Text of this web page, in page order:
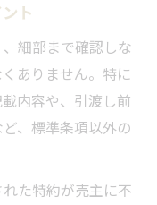
ト
細部まで確認しな
ありません。特に
内容や、引渡し前
、標準条項以外の
た特約が売主に不